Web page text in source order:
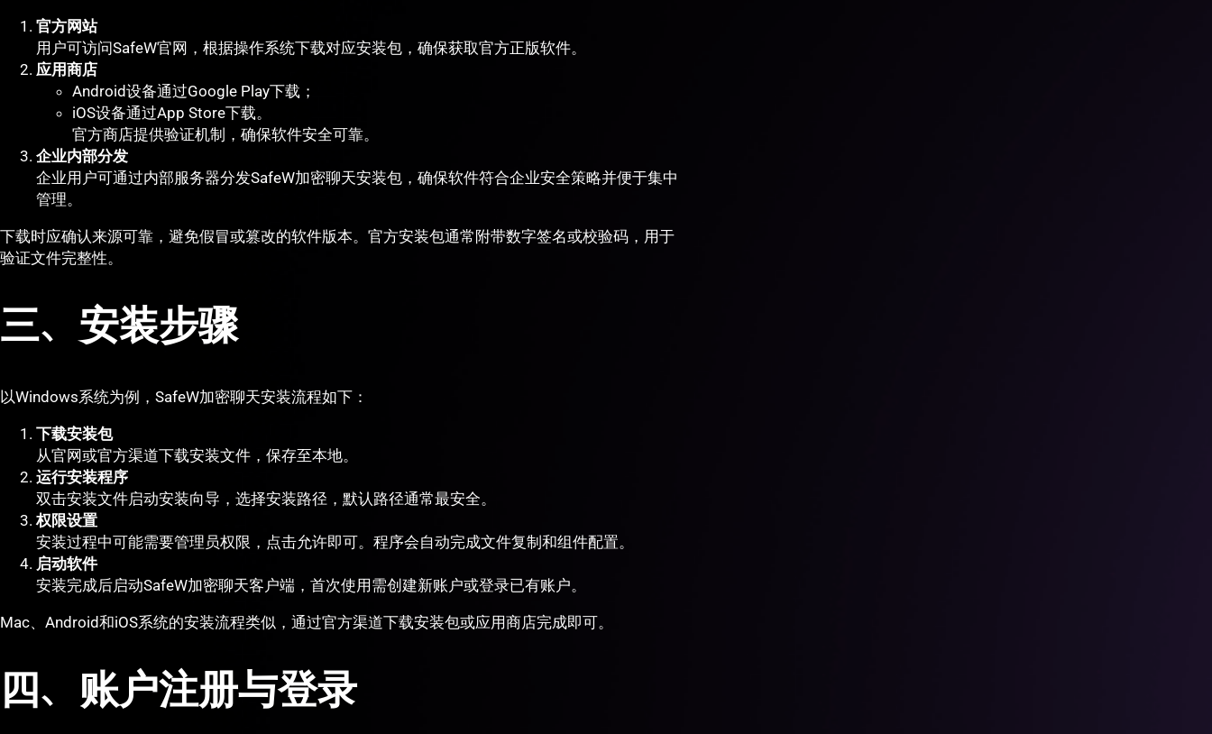
官方网站
用户可访问SafeW官网，根据操作系统下载对应安装包，确保获取官方正版软件。
应用商店
Android设备通过Google Play下载；
iOS设备通过App Store下载。
官方商店提供验证机制，确保软件安全可靠。
企业内部分发
企业用户可通过内部服务器分发SafeW加密聊天安装包，确保软件符合企业安全策略并便于集中
管理。
下载时应确认来源可靠，避免假冒或篡改的软件版本。官方安装包通常附带数字签名或校验码，用于
验证文件完整性。
三、安装步骤
以Windows系统为例，SafeW加密聊天安装流程如下：
下载安装包
从官网或官方渠道下载安装文件，保存至本地。
运行安装程序
双击安装文件启动安装向导，选择安装路径，默认路径通常最安全。
权限设置
安装过程中可能需要管理员权限，点击允许即可。程序会自动完成文件复制和组件配置。
启动软件
安装完成后启动SafeW加密聊天客户端，首次使用需创建新账户或登录已有账户。
Mac、Android和iOS系统的安装流程类似，通过官方渠道下载安装包或应用商店完成即可。
四、账户注册与登录